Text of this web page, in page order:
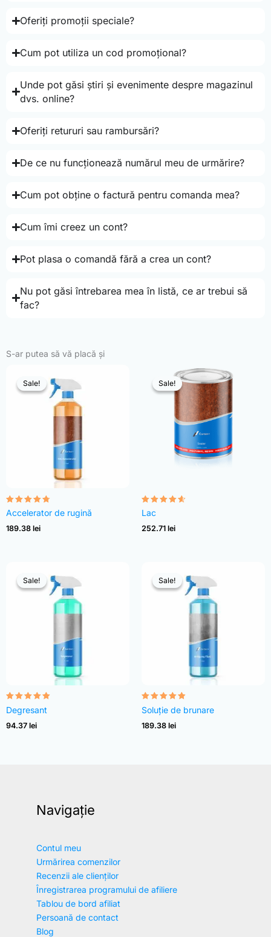
Oferiți promoții speciale?
Cum pot utiliza un cod promoțional?
Unde pot găsi știri și evenimente despre magazinul
dvs. online?
Oferiți retururi sau rambursări?
De ce nu funcționează numărul meu de urmărire?
Cum pot obține o factură pentru comanda mea?
Cum îmi creez un cont?
Pot plasa o comandă fără a crea un cont?
Nu pot găsi întrebarea mea în listă, ce ar trebui să
fac?
S-ar putea să vă placă și
Sale!
Sale!
Evaluat la
4.68
din 5
Accelerator de rugină
189.38 lei
Sale!
Sale!
Evaluat la
4.54
din 5
Lac
252.71 lei
Sale!
Sale!
Evaluat la
4.82
din 5
Degresant
94.37 lei
Sale!
Sale!
Evaluat la
4.83
din 5
Soluție de brunare
189.38 lei
Navigație
Contul meu
Urmărirea comenzilor
Recenzii ale clienților
Înregistrarea programului de afiliere
Tablou de bord afiliat
Persoană de contact
Blog